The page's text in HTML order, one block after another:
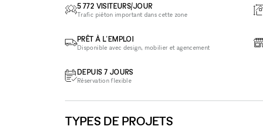
5 772 VISITEURS/JOUR
Trafic piéton important dans cette zone
PRÊT À L'EMPLOI
Disponible avec design, mobilier et agencement
DEPUIS 7 JOURS
Réservation flexible
TYPES DE PROJETS